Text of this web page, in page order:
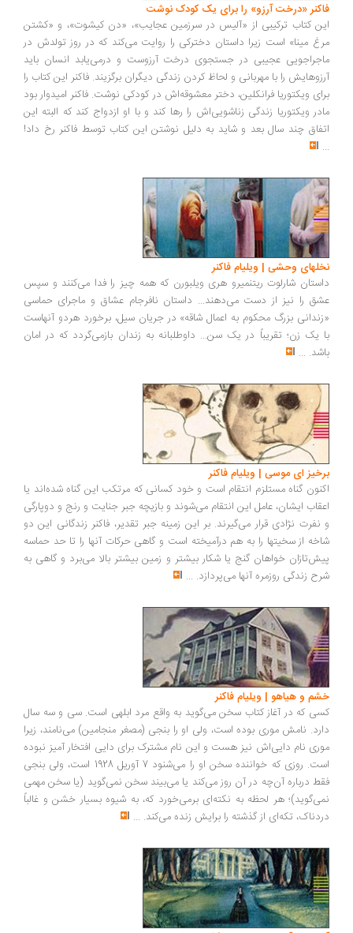
فاکنر «درخت آرزو» را برای یک کودک نوشت
این کتاب ترکیبی از «آلیس در سرزمین عجایب»، «دن کیشوت»، و «کشتن
مرغ مینا» است زیرا داستان دخترکی را روایت می‌کند که در روز تولدش در
ماجراجویی عجیبی در جستجوی درخت آرزوست و درمی‌یابد انسان باید
آرزوهایش را با مهربانی و لحاظ کردن زندگی دیگران برگزیند. فاکنر این کتاب را
برای ویکتوریا فرانکلین، دختر معشوقه‌اش در کودکی نوشت. فاکنر امیدوار بود
مادر ویکتوریا زندگی زناشویی‌اش را رها کند و با او ازدواج کند که البته این
اتفاق چند سال بعد و شاید به دلیل نوشتن این کتاب توسط فاکنر رخ داد!
...
نخلهای وحشی | ویلیام فاکنر
داستان شارلوت ریتنمیرو هری ویلبورن که همه چیز را فدا می‌کنند و سپس
عشق را نیز از دست می‌دهند... داستان نافرجام عشاق و ماجرای حماسی
«زندانی بزرگ محکوم به اعمال شاقه» در جریان سیل، برخورد هردو آنهاست
با یک زن؛ تقریباً در یک سن... داوطلبانه به زندان بازمی‌گردد که در امان
باشد. ...
برخیز ای موسی | ویلیام فاکنر
اکنون گناه مستلزم انتقام است و خود کسانی که مرتکب این گناه شده‌اند یا
اعقاب ایشان، عامل این انتقام می‌شوند و بازیچه جبر جنایت و رنج و دوپارگی
و نفرت نژادی قرار می‌گیرند. بر این زمینه جبر تقدیر، فاکنر زندگانی این دو
شاخه از سخیتها را به هم درآمیخته است و گاهی حرکات آنها را تا حد حماسه
پیش‌تازان خواهان گنج یا شکار بیشتر و زمین بیشتر بالا می‌برد و گاهی به
شرح زندگی روزمره آنها می‌پردازد. ...
خشم و هیاهو | ویلیام فاکنر
کسی که در آغاز کتاب سخن می‌گوید به واقع مرد ابلهی است. سی و سه سال
دارد. نامش موری بوده است، ‌ولی او را بنجی (مصغر منجامین) می‌نامند، ‌زیرا
موری نام دایی‌اش نیز هست و این نام مشترک برای دایی افتخار آمیز نبوده
است. روزی که خواننده سخن او را می‌شنود 7 آوریل 1928 است، ‌ولی بنجی
فقط درباره آن‌چه در آن روز می‌کند یا می‌بیند سخن نمی‌گوید (یا سخن مهمی
نمی‌گوید)؛ هر لحظه به نکته‌ای برمی‌خورد که، ‌به شیوه بسیار خشن و غالباً
دردناک، تکه‌ای از گذشته را برایش زنده می‌کند. ...